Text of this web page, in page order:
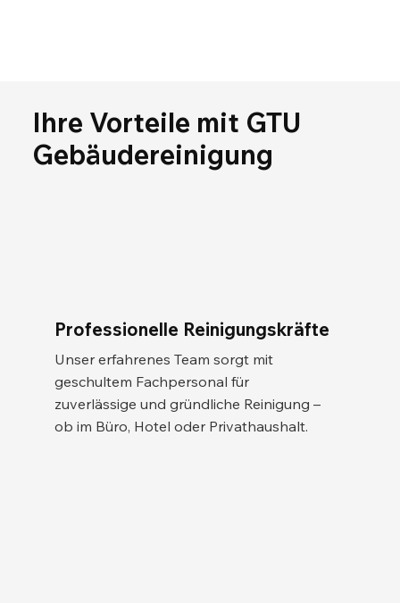
Professionelle Reinigungskräfte
Unser erfahrenes Team sorgt mit
geschultem Fachpersonal für
zuverlässige und gründliche Reinigung –
ob im Büro, Hotel oder Privathaushalt.
Ihre Vorteile mit GTU
Gebäudereinigung